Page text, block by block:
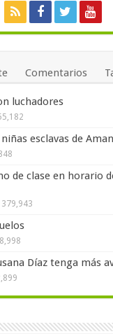
Comentarios
luchadores
esclavas de
de clase en horario
379,943
Díaz tenga más